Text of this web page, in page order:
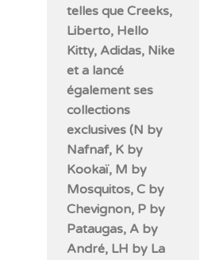
telles que Creeks,
Liberto, Hello
Kitty, Adidas, Nike
et a lancé
également ses
collections
exclusives (N by
Nafnaf, K by
Kookaï, M by
Mosquitos, C by
Chevignon, P by
Pataugas, A by
André, LH by La